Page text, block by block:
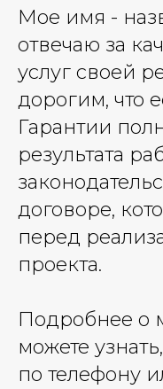
Мое имя -
отвечаю за
услуг своей
дорогим, что
Гарантии
результата
договоре,
перед
проекта.
Подробнее о
можете
по телефону